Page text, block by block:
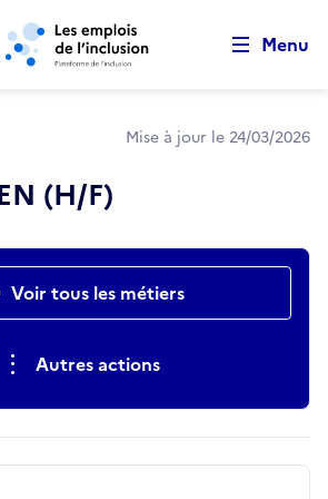
Aller au contenu principal
Menu
Mise à jour le 24/03/2026
(H/F)
Voir tous les métiers
Autres actions
pagecookies